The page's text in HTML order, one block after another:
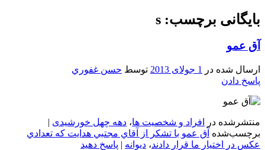
بایگانی برچسب: s
آق عمو
ارسال شده در 1 جولای 2013 توسط حسن غفوري
پاسخ دادن
منتشرشده در افراد و شخصیت ها، دهه چهل خورشیدی |
برچسب‌شده آق عمو با تشکر از آقاي مجتبي هدايت که تعدادي
عکس در اختيار ما قرار دادند، دیوانه | پاسخ دهید